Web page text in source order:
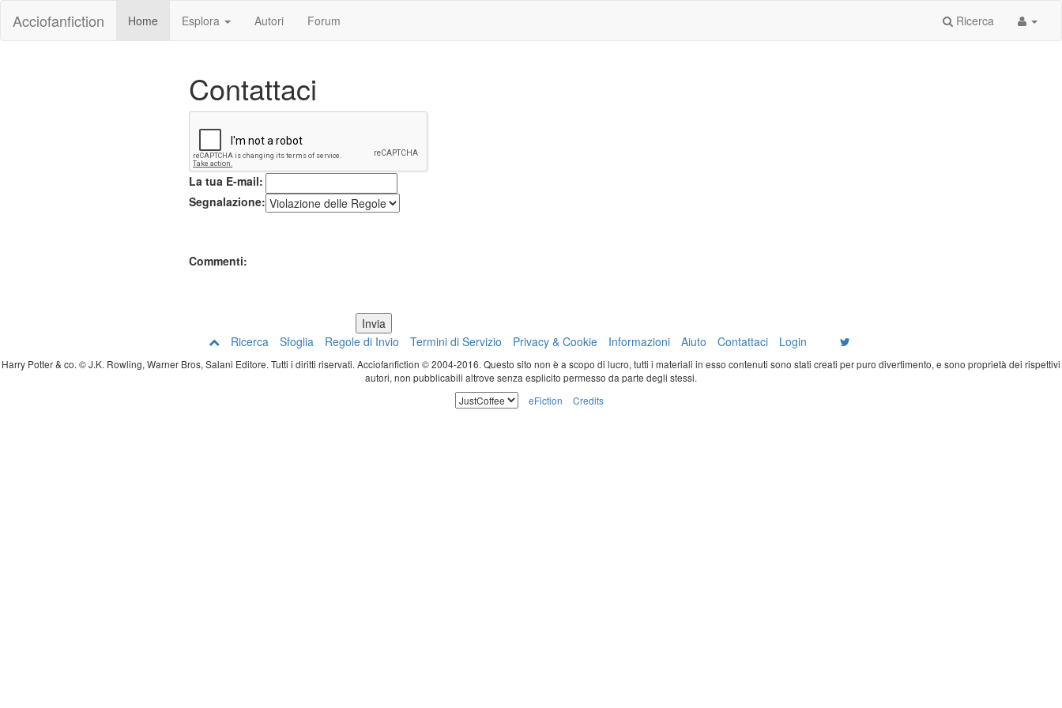
Acciofanfiction Home Esplora Autori Forum Ricerca
Contattaci
La tua E-mail:
Segnalazione:
Commenti:
Ricerca Sfoglia Regole di Invio Termini di Servizio Privacy & Cookie Informazioni Aiuto Contattaci Login
Harry Potter & co. © J.K. Rowling, Warner Bros, Salani Editore. Tutti i diritti riservati. Acciofanfiction © 2004-2016. Questo sito non è a scopo di lucro, tutti i materiali in esso contenuti sono stati creati per puro divertimento, e sono proprietà dei rispettivi
autori, non pubblicabili altrove senza esplicito permesso da parte degli stessi.
eFiction
Credits